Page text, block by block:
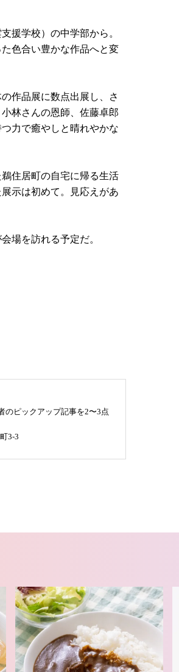
援学校）の中学部から。
色合い豊かな作品へと変
作品展に数点出展し、さ
林さんの恩師、佐藤卓郎
力で癒やしと晴れやかな
住居町の自宅に帰る生活
示は初めて。見応えがあ
場を訪れる予定だ。
のピックアップ記事を2〜3点
3-3